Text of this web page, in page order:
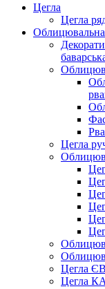
Цегла
Цегла
Облицювальна
Цегла
Цегла
Цегла